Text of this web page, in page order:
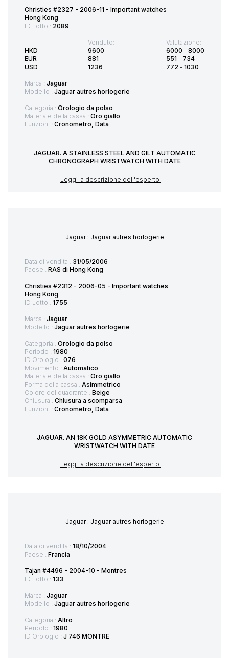
Christies #2327 - 2006-11 - Important watches
Hong Kong
ID Lotto : 2089
HKD
EUR
USD
Venduto:
9600
881
1236
Valutazione:
6000 - 8000
551 - 734
772 - 1030
Marca : Jaguar
Modello : Jaguar autres horlogerie
Categoria : Orologio da polso
Materiale della cassa : Oro giallo
Funzioni : Cronometro, Data
JAGUAR. A STAINLESS STEEL AND GILT AUTOMATIC
CHRONOGRAPH WRISTWATCH WITH DATE
Leggi la descrizione dell'esperto
Jaguar : Jaguar autres horlogerie
Data di vendita : 31/05/2006
Paese : RAS di Hong Kong
Christies #2312 - 2006-05 - Important watches
Hong Kong
ID Lotto : 1755
Marca : Jaguar
Modello : Jaguar autres horlogerie
Categoria : Orologio da polso
Periodo : 1980
ID Orologio : 076
Movimento : Automatico
Materiale della cassa : Oro giallo
Forma della cassa : Asimmetrico
Colore del quadrante : Beige
Chiusura : Chiusura a scomparsa
Funzioni : Cronometro, Data
JAGUAR. AN 18K GOLD ASYMMETRIC AUTOMATIC
WRISTWATCH WITH DATE
Leggi la descrizione dell'esperto
Jaguar : Jaguar autres horlogerie
Data di vendita : 18/10/2004
Paese : Francia
Tajan #4496 - 2004-10 - Montres
ID Lotto : 133
Marca : Jaguar
Modello : Jaguar autres horlogerie
Categoria : Altro
Periodo : 1980
ID Orologio : J 746 MONTRE